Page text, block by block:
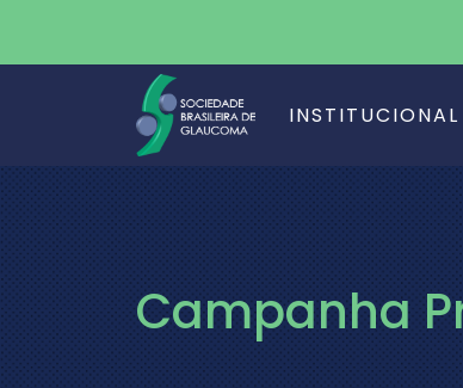
INSTITUCIONAL
Campanha